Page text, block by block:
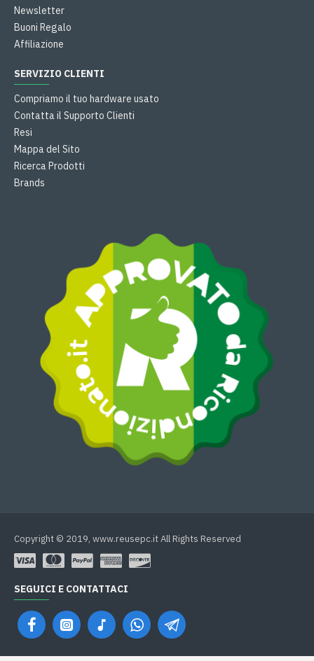
Newsletter
Buoni Regalo
Affiliazione
SERVIZIO CLIENTI
Compriamo il tuo hardware usato
Contatta il Supporto Clienti
Resi
Mappa del Sito
Ricerca Prodotti
Brands
Copyright © 2019, www.reusepc.it All Rights Reserved
SEGUICI E CONTATTACI